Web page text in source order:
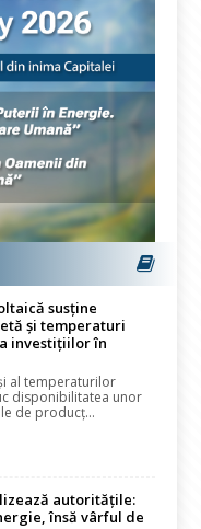
susține
și temperaturi
investițiilor în
al temperaturilor
disponibilitatea unor
de producț...
autoritățile:
însă vârful de